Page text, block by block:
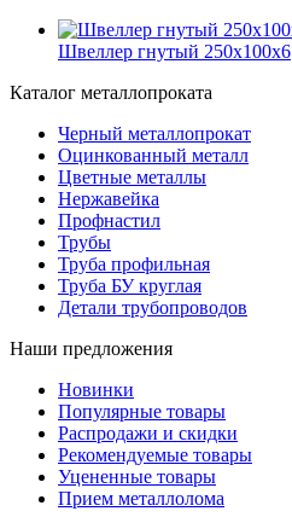
Швеллер гнутый 250х100х6
Каталог металлопроката
Черный металлопрокат
Оцинкованный металл
Цветные металлы
Нержавейка
Профнастил
Трубы
Труба профильная
Труба БУ круглая
Детали трубопроводов
Наши предложения
Новинки
Популярные товары
Распродажи и скидки
Рекомендуемые товары
Уцененные товары
Прием металлолома